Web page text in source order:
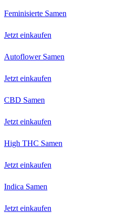
Feminisierte Samen
Jetzt einkaufen
Autoflower Samen
Jetzt einkaufen
CBD Samen
Jetzt einkaufen
High THC Samen
Jetzt einkaufen
Indica Samen
Jetzt einkaufen